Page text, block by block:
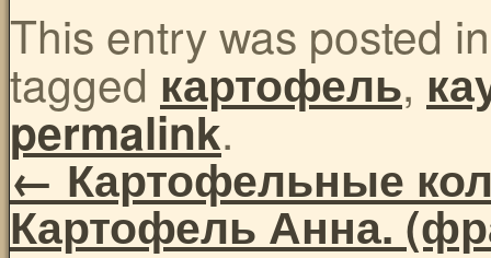
This entry was posted
tagged картофель,
permalink.
←Картофельные
Картофель Анна.